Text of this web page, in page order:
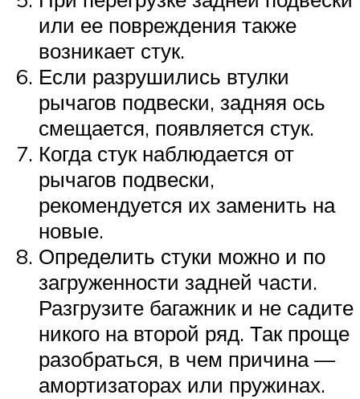
или ее повреждения также
возникает стук.
Если разрушились втулки
рычагов подвески, задняя ось
смещается, появляется стук.
Когда стук наблюдается от
рычагов подвески,
рекомендуется их заменить на
новые.
Определить стуки можно и по
загруженности задней части.
Разгрузите багажник и не садите
никого на второй ряд. Так проще
разобраться, в чем причина —
амортизаторах или пружинах.